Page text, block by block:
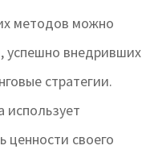
методов можно
успешно внедривших
стратегии.
использует
ценности своего